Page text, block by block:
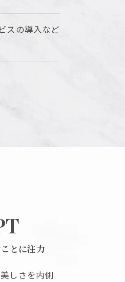
スの導入など
とに注力
しさを内側